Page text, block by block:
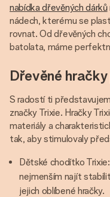
nabídka dřevěných dárků
nádech, kterému se
rovnat. Od dřevěných
batolata, máme
Dřevěné
S radostí ti
značky Trixie. Hračky
materiály a
tak, aby stimulovaly
Dětské chodítko
nejmenším najít
jejich oblíbené hračky.